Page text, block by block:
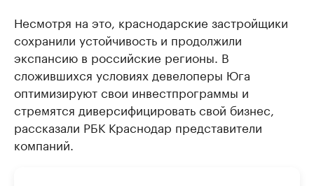
Несмотря на это, краснодарские застройщики
сохранили устойчивость и продолжили
экспансию в российские регионы. В
сложившихся условиях девелоперы Юга
оптимизируют свои инвестпрограммы и
стремятся диверсифицировать свой бизнес,
рассказали РБК Краснодар представители
компаний.